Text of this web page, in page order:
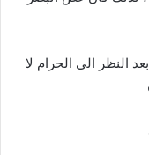
النظر الى الحرام لا